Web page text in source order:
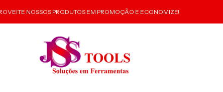
NOSSOS PRODUTOS EM PROMOÇÃO E ECONOMIZE!